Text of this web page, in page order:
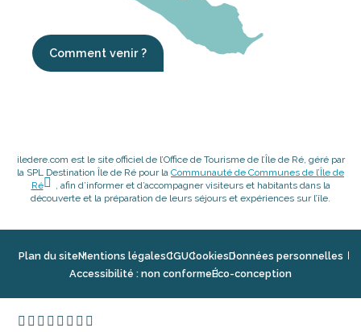
Comment venir ?
iledere.com est le site officiel de l’Office de Tourisme de l’Île de Ré, géré par
la SPL Destination Île de Ré pour la Communauté de Communes de l’Île de
Ré
, afin d’informer et d’accompagner visiteurs et habitants dans la
découverte et la préparation de leurs séjours et expériences sur l’île.
Plan du siteMentions légalesCGUCookiesDonnées personnelles
Accessibilité : non conformeÉco-conception